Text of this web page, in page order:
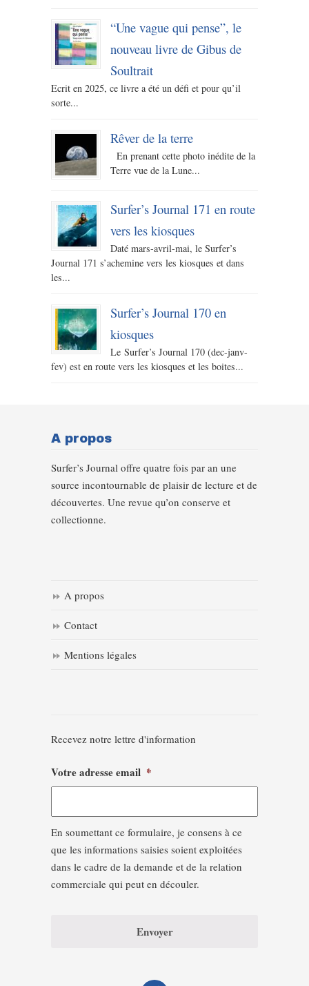
“Une vague qui pense”, le
nouveau livre de Gibus de
Soultrait
Ecrit en 2025, ce livre a été un défi et pour qu’il
sorte...
Rêver de la terre
En prenant cette photo inédite de la
Terre vue de la Lune...
Surfer’s Journal 171 en route
vers les kiosques
Daté mars-avril-mai, le Surfer’s
Journal 171 s’achemine vers les kiosques et dans
les...
Surfer’s Journal 170 en
kiosques
Le Surfer’s Journal 170 (dec-janv-
fev) est en route vers les kiosques et les boites...
A propos
Surfer’s Journal offre quatre fois par an une
source incontournable de plaisir de lecture et de
découvertes. Une revue qu’on conserve et
collectionne.
A propos
Contact
Mentions légales
Recevez notre lettre d'information
Votre adresse email *
En soumettant ce formulaire, je consens à ce
que les informations saisies soient exploitées
dans le cadre de la demande et de la relation
commerciale qui peut en découler.